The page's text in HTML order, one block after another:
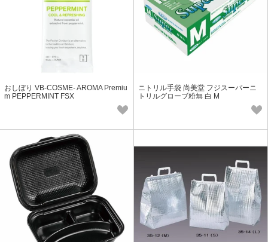
おしぼり VB-COSME- AROMA Premiu
m PEPPERMINT FSX
ニトリル手袋 尚美堂 フジスーパーニ
トリルグローブ粉無 白 M